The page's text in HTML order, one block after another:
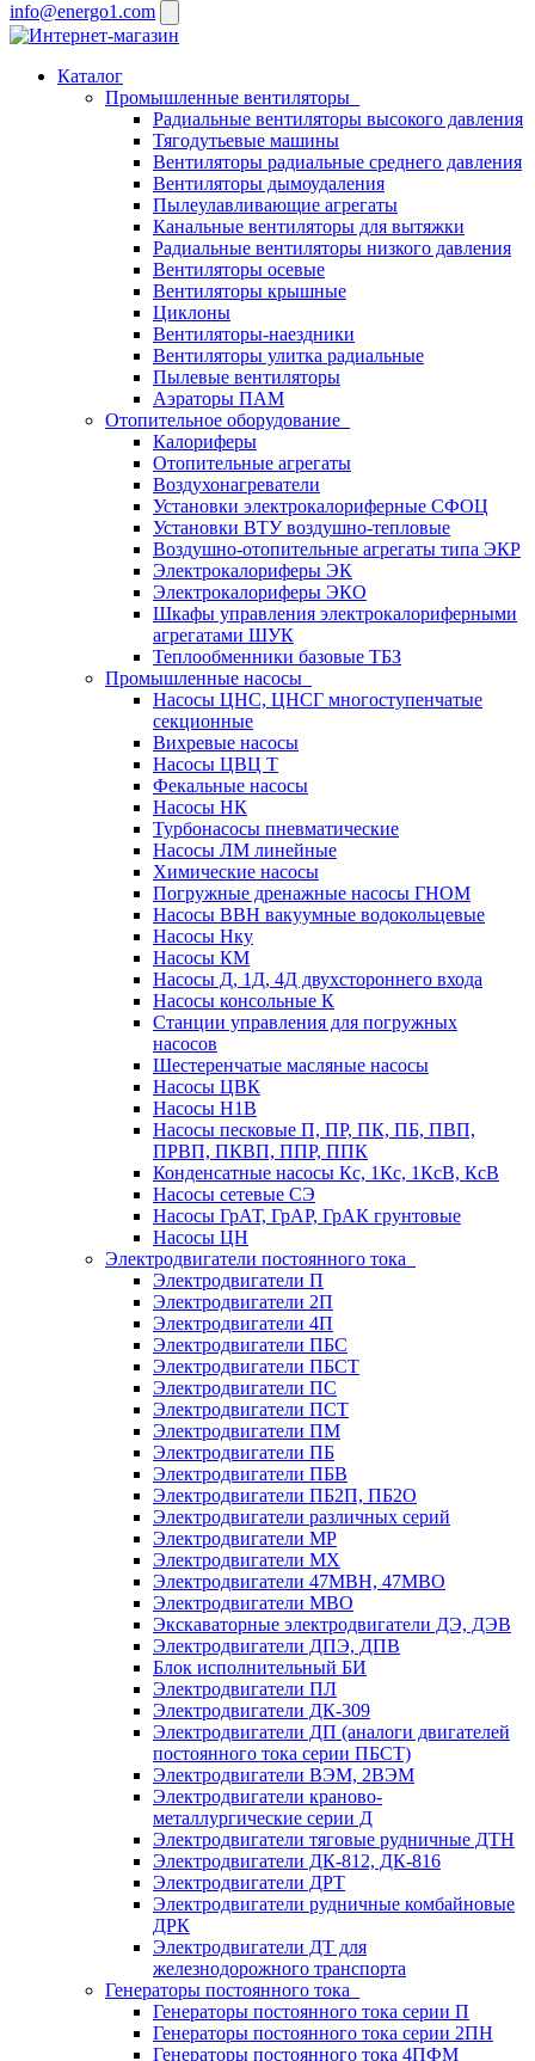
info@energo1.com
Каталог
Промышленные вентиляторы
Радиальные вентиляторы высокого давления
Тягодутьевые машины
Вентиляторы радиальные среднего давления
Вентиляторы дымоудаления
Пылеулавливающие агрегаты
Канальные вентиляторы для вытяжки
Радиальные вентиляторы низкого давления
Вентиляторы осевые
Вентиляторы крышные
Циклоны
Вентиляторы-наездники
Вентиляторы улитка радиальные
Пылевые вентиляторы
Аэраторы ПАМ
Отопительное оборудование
Калориферы
Отопительные агрегаты
Воздухонагреватели
Установки электрокалориферные СФОЦ
Установки ВТУ воздушно-тепловые
Воздушно-отопительные агрегаты типа ЭКР
Электрокалориферы ЭК
Электрокалориферы ЭКО
Шкафы управления электрокалориферными
агрегатами ШУК
Теплообменники базовые ТБЗ
Промышленные насосы
Насосы ЦНС, ЦНСГ многоступенчатые
секционные
Вихревые насосы
Насосы ЦВЦ Т
Фекальные насосы
Насосы НК
Турбонасосы пневматические
Насосы ЛМ линейные
Химические насосы
Погружные дренажные насосы ГНОМ
Насосы ВВН вакуумные водокольцевые
Насосы Нку
Насосы КМ
Насосы Д, 1Д, 4Д двухстороннего входа
Насосы консольные К
Станции управления для погружных
насосов
Шестеренчатые масляные насосы
Насосы ЦВК
Насосы Н1В
Насосы песковые П, ПР, ПК, ПБ, ПВП,
ПРВП, ПКВП, ППР, ППК
Конденсатные насосы Кс, 1Кс, 1КсВ, КсВ
Насосы сетевые СЭ
Насосы ГрАТ, ГрАР, ГрАК грунтовые
Насосы ЦН
Электродвигатели постоянного тока
Электродвигатели П
Электродвигатели 2П
Электродвигатели 4П
Электродвигатели ПБС
Электродвигатели ПБСТ
Электродвигатели ПС
Электродвигатели ПСТ
Электродвигатели ПМ
Электродвигатели ПБ
Электродвигатели ПБВ
Электродвигатели ПБ2П, ПБ2О
Электродвигатели различных серий
Электродвигатели МР
Электродвигатели MX
Электродвигатели 47MBH, 47МВО
Электродвигатели MBO
Экскаваторные электродвигатели ДЭ, ДЭВ
Электродвигатели ДПЭ, ДПВ
Блок исполнительный БИ
Электродвигатели ПЛ
Электродвигатели ДК-309
Электродвигатели ДП (аналоги двигателей
постоянного тока серии ПБСТ)
Электродвигатели ВЭМ, 2ВЭМ
Электродвигатели краново-
металлургические серии Д
Электродвигатели тяговые рудничные ДТН
Электродвигатели ДК-812, ДК-816
Электродвигатели ДРТ
Электродвигатели рудничные комбайновые
ДРК
Электродвигатели ДТ для
железнодорожного транспорта
Генераторы постоянного тока
Генераторы постоянного тока серии П
Генераторы постоянного тока серии 2ПН
Генераторы постоянного тока 4ПФМ